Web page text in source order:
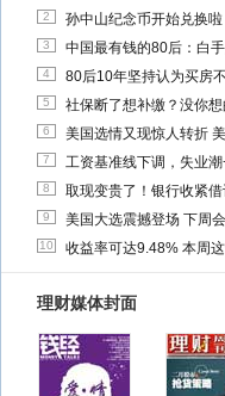
2 孙中山纪念币开始兑换
3 中国最有钱的80后：白
4 80后10年坚持认为买房
5 社保断了想补缴？没你想
6 美国选情又现惊人转折
7 工资基准线下调，失业潮
8 取现变贵了！银行收紧
9 美国大选震撼登场 下周
10 收益率可达9.48% 本周
理财媒体封面